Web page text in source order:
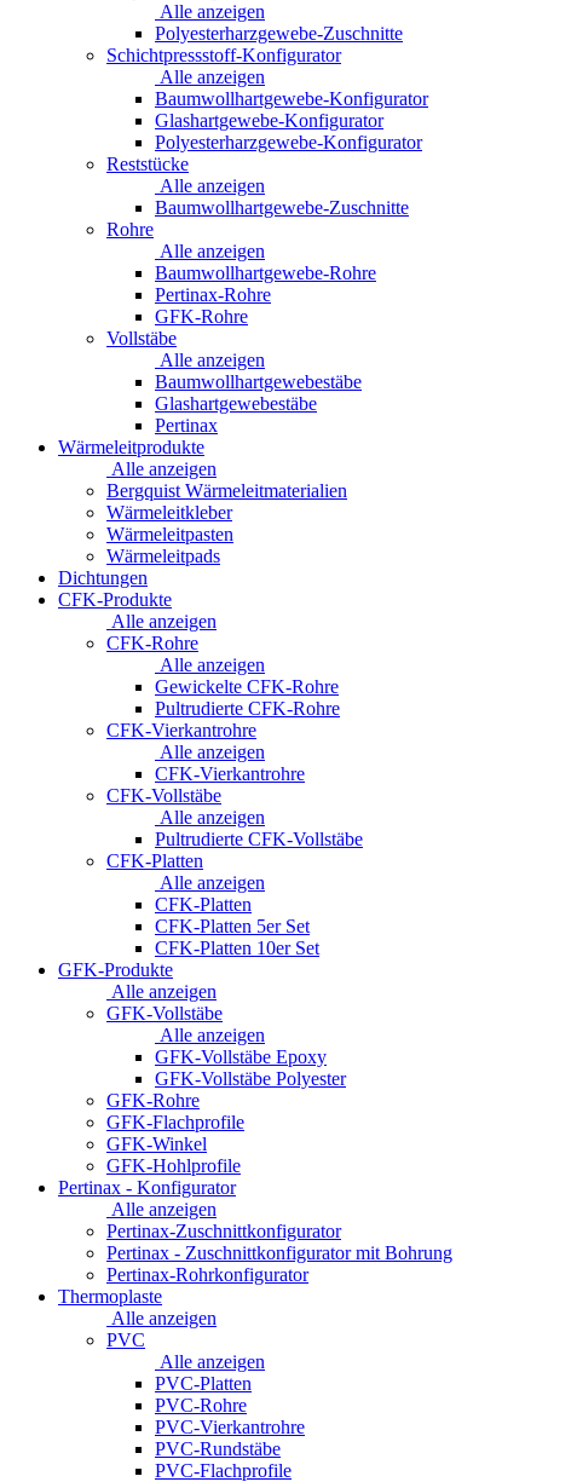
Alle anzeigen
Polyesterharzgewebe-Zuschnitte
Schichtpressstoff-Konfigurator
Alle anzeigen
Baumwollhartgewebe-Konfigurator
Glashartgewebe-Konfigurator
Polyesterharzgewebe-Konfigurator
Reststücke
Alle anzeigen
Baumwollhartgewebe-Zuschnitte
Rohre
Alle anzeigen
Baumwollhartgewebe-Rohre
Pertinax-Rohre
GFK-Rohre
Vollstäbe
Alle anzeigen
Baumwollhartgewebestäbe
Glashartgewebestäbe
Pertinax
Wärmeleitprodukte
Alle anzeigen
Bergquist Wärmeleitmaterialien
Wärmeleitkleber
Wärmeleitpasten
Wärmeleitpads
Dichtungen
CFK-Produkte
Alle anzeigen
CFK-Rohre
Alle anzeigen
Gewickelte CFK-Rohre
Pultrudierte CFK-Rohre
CFK-Vierkantrohre
Alle anzeigen
CFK-Vierkantrohre
CFK-Vollstäbe
Alle anzeigen
Pultrudierte CFK-Vollstäbe
CFK-Platten
Alle anzeigen
CFK-Platten
CFK-Platten 5er Set
CFK-Platten 10er Set
GFK-Produkte
Alle anzeigen
GFK-Vollstäbe
Alle anzeigen
GFK-Vollstäbe Epoxy
GFK-Vollstäbe Polyester
GFK-Rohre
GFK-Flachprofile
GFK-Winkel
GFK-Hohlprofile
Pertinax - Konfigurator
Alle anzeigen
Pertinax-Zuschnittkonfigurator
Pertinax - Zuschnittkonfigurator mit Bohrung
Pertinax-Rohrkonfigurator
Thermoplaste
Alle anzeigen
PVC
Alle anzeigen
PVC-Platten
PVC-Rohre
PVC-Vierkantrohre
PVC-Rundstäbe
PVC-Flachprofile